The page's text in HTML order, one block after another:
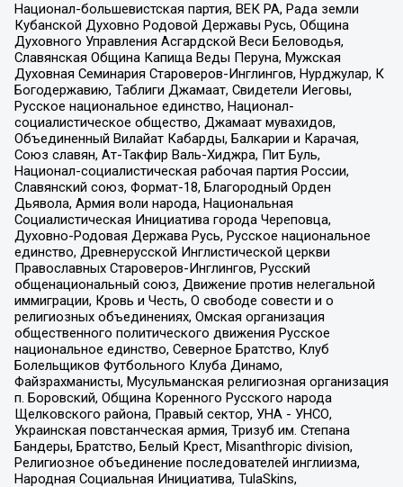
Национал-большевистская партия, ВЕК РА, Рада земли
Кубанской Духовно Родовой Державы Русь, Община
Духовного Управления Асгардской Веси Беловодья,
Славянская Община Капища Веды Перуна, Мужская
Духовная Семинария Староверов-Инглингов, Нурджулар, К
Богодержавию, Таблиги Джамаат, Свидетели Иеговы,
Русское национальное единство, Национал-
социалистическое общество, Джамаат мувахидов,
Объединенный Вилайат Кабарды, Балкарии и Карачая,
Союз славян, Ат-Такфир Валь-Хиджра, Пит Буль,
Национал-социалистическая рабочая партия России,
Славянский союз, Формат-18, Благородный Орден
Дьявола, Армия воли народа, Национальная
Социалистическая Инициатива города Череповца,
Духовно-Родовая Держава Русь, Русское национальное
единство, Древнерусской Инглистической церкви
Православных Староверов-Инглингов, Русский
общенациональный союз, Движение против нелегальной
иммиграции, Кровь и Честь, О свободе совести и о
религиозных объединениях, Омская организация
общественного политического движения Русское
национальное единство, Северное Братство, Клуб
Болельщиков Футбольного Клуба Динамо,
Файзрахманисты, Мусульманская религиозная организация
п. Боровский, Община Коренного Русского народа
Щелковского района, Правый сектор, УНА - УНСО,
Украинская повстанческая армия, Тризуб им. Степана
Бандеры, Братство, Белый Крест, Misanthropic division,
Религиозное объединение последователей инглиизма,
Народная Социальная Инициатива, TulaSkins,